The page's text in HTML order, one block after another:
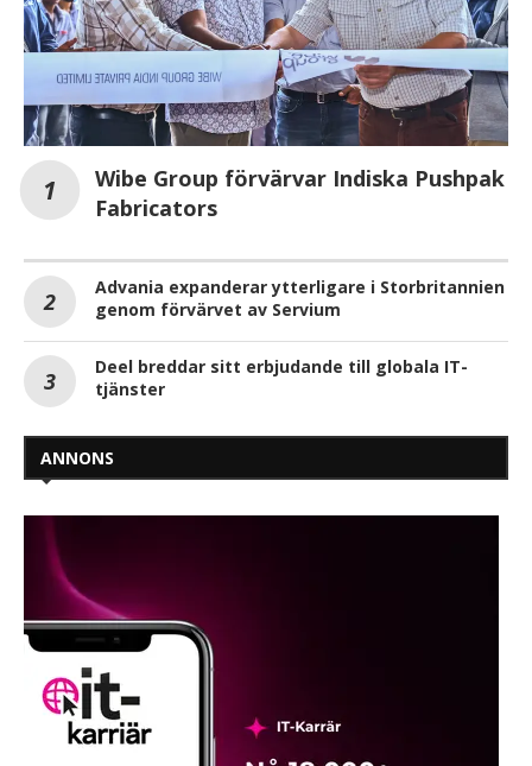
Wibe Group förvärvar Indiska Pushpak
Fabricators
Advania expanderar ytterligare i Storbritannien
genom förvärvet av Servium
Deel breddar sitt erbjudande till globala IT-
tjänster
ANNONS